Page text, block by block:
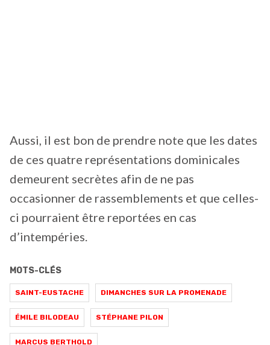
Aussi, il est bon de prendre note que les dates
de ces quatre représentations dominicales
demeurent secrètes afin de ne pas
occasionner de rassemblements et que celles-
ci pourraient être reportées en cas
d’intempéries.
MOTS-CLÉS
SAINT-EUSTACHE DIMANCHES SUR LA PROMENADE
ÉMILE BILODEAU STÉPHANE PILON
MARCUS BERTHOLD